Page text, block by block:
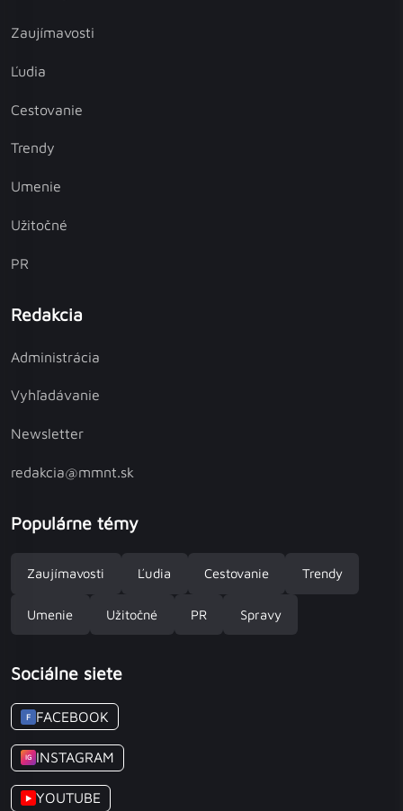
Zaujímavosti
Ľudia
Cestovanie
Trendy
Umenie
Užitočné
PR
Redakcia
Administrácia
Vyhľadávanie
Newsletter
redakcia@mmnt.sk
Populárne témy
Zaujímavosti Ľudia Cestovanie Trendy
Umenie Užitočné PR Spravy
Sociálne siete
F FACEBOOK
IG INSTAGRAM
▶ YOUTUBE